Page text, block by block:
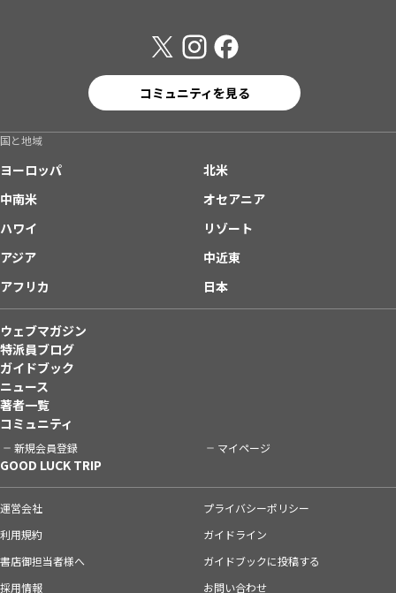
コミュニティを見る
国と地域
ヨーロッパ
北米
中南米
オセアニア
ハワイ
リゾート
アジア
中近東
アフリカ
日本
ウェブマガジン
特派員ブログ
ガイドブック
ニュース
著者一覧
コミュニティ
新規会員登録 マイページ
GOOD LUCK TRIP
運営会社
プライバシーポリシー
利用規約
ガイドライン
書店御担当者様へ
ガイドブックに投稿する
採用情報
お問い合わせ